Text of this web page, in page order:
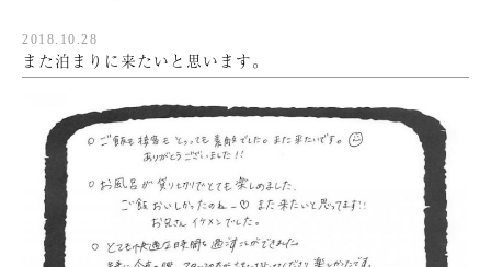
2018.10.28
また泊まりに来たいと思います。